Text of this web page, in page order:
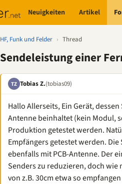
Neuigkeiten Artikel
HF, Funk und Felder › Thread
Sendeleistung einer
TZ Tobias Z.(tobias09)
Hallo Allerseits, Ein Gerät,
Antenne beinhaltet (kein Modul,
Produktion getestet werden.
Empfängers getestet werden.
ebenfalls mit PCB-Antenne. Der
Senders zu reduzieren, doch wie
von z.B. 30cm etwa so